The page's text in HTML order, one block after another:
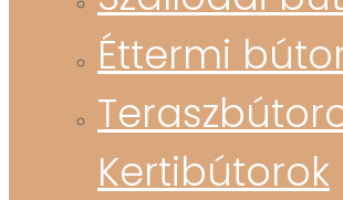
Éttermi
Kertibútorok